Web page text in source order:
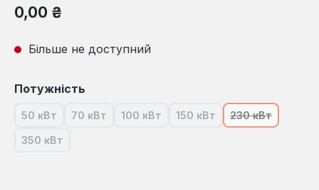
Звичайна ціна:
0,00 ₴
Більше не доступний
Виберіть
Потужність
50 кВт(Ця опція наразі недоступна.)
70 кВт(Ця опція наразі недоступна.)
100 кВт(Ця опція наразі недоступна.)
150 кВт(Ця опція наразі
230 кВт(Ця опція
350 кВт(Ця опція наразі недоступна.)